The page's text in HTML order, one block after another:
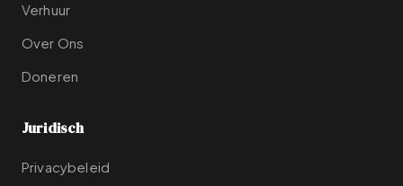
Verhuur
Over Ons
Doneren
Juridisch
Privacybeleid